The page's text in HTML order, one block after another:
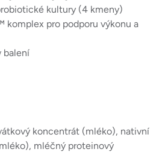
kultury (4 kmeny)
komplex pro podporu výkonu a
balení
koncentrát (mléko), nativní
mléčný proteinový